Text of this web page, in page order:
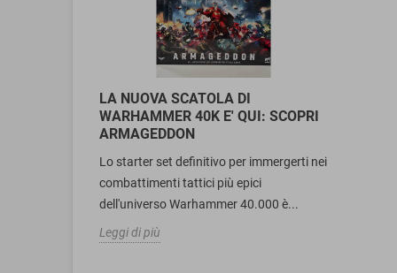
LA NUOVA SCATOLA DI
WARHAMMER 40K E' QUI: SCOPRI
ARMAGEDDON
Lo starter set definitivo per immergerti nei
combattimenti tattici più epici
dell'universo Warhammer 40.000 è...
Leggi di più